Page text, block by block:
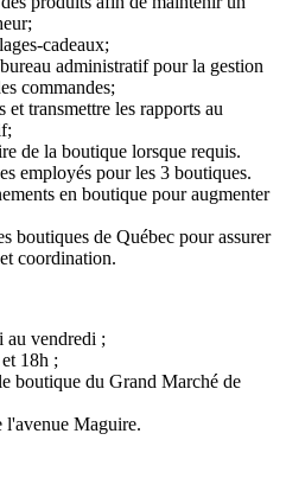
cadeaux;
administratif pour la gestion
commandes;
et transmettre les rapports au
de la boutique lorsque requis.
employés pour les 3 boutiques.
en boutique pour augmenter
boutiques de Québec pour assurer
coordination.
au vendredi ;
18h ;
boutique du Grand Marché de
l'avenue Maguire.